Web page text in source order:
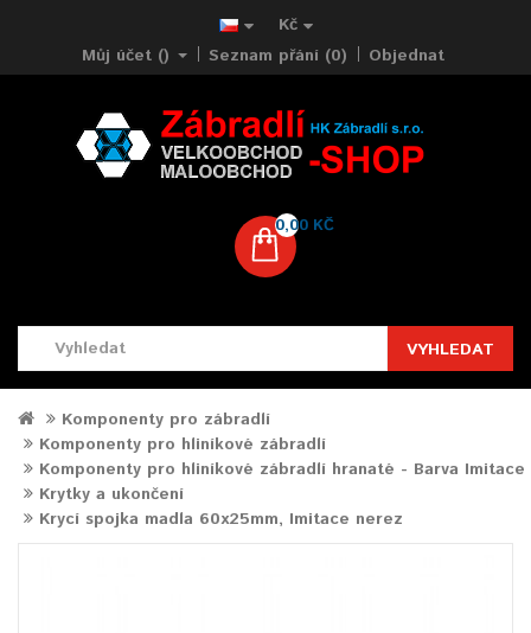
Kč
Můj účet ()
Seznam přání (0) Objednat
0,00 KČ
VYHLEDAT
Komponenty pro zábradlí
Komponenty pro hliníkové zábradlí
Komponenty pro hliníkové zábradlí hranaté - Barva Imitace
Krytky a ukončení
Krycí spojka madla 60x25mm, Imitace nerez